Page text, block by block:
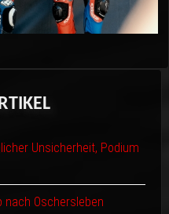
Unsicherheit, Podium
nach Oschersleben